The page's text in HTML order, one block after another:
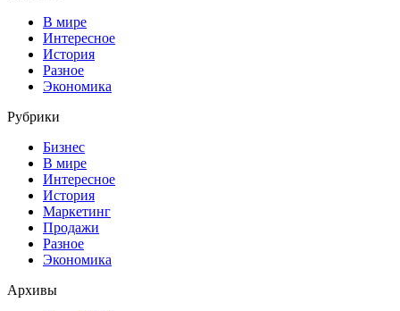
В мире
Интересное
История
Разное
Экономика
Рубрики
Бизнес
В мире
Интересное
История
Маркетинг
Продажи
Разное
Экономика
Архивы